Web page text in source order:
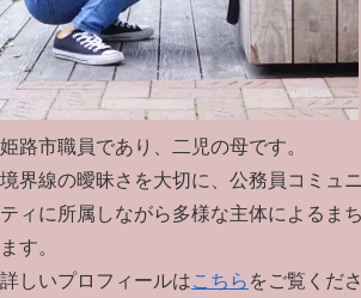
姫路市職員であり、二児の母です。
境界線の曖昧さを大切に、公務員コミュ
ティに所属しながら多様な主体によるま
ます。
詳しいプロフィールはこちら をご覧くださ